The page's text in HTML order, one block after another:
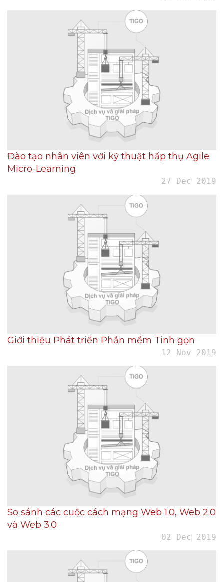
Đào tạo nhân viên với kỹ thuật hấp thụ Agile
Micro-Learning
27 Dec 2019
Giới thiệu Phát triển Phần mềm Tinh gọn
12 Nov 2019
So sánh các cuộc cách mạng Web 1.0, Web 2.0
và Web 3.0
02 Dec 2019